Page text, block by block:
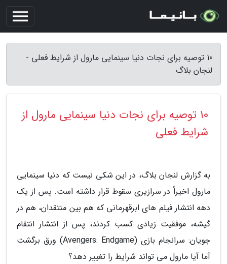
10 توصیه برای نجات دنیا سینمایی مارول از شرایط فعلی -
لنجان بلاگ
10 توصیه برای نجات دنیا سینمایی مارول از
شرایط فعلی
به گزارش لنجان بلاگ، در این شکی نیست که دنیا سینمایی
مارول اخیراً در سرازیری سقوط قرار داشته است. پس از یک
دهه انتشار فیلم های ابرقهرمانی که هم بین منتقدان، هم در
گیشه، موفقیت زیادی کسب کردند، پس از انتشار انتقام
جویان: سرانجام بازی (Avengers: Endgame) ورق برگشت
آما آیا مارول می تواند شرایط را تغییر دهد؟